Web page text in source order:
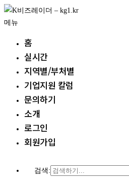
내
용
메뉴
홈
실시간
지역별/부처별
기업지원 칼럼
문의하기
소개
로그인
회원가입
검색: